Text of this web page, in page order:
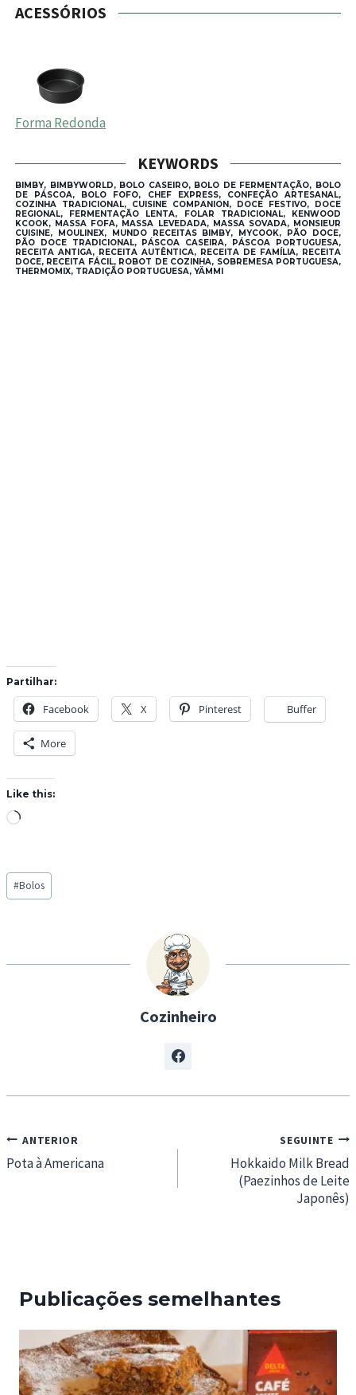
ACESSÓRIOS
Forma Redonda
KEYWORDS
BIMBY, BIMBYWORLD, BOLO CASEIRO, BOLO DE FERMENTAÇÃO, BOLO
DE PÁSCOA, BOLO FOFO, CHEF EXPRESS, CONFEÇÃO ARTESANAL,
COZINHA TRADICIONAL, CUISINE COMPANION, DOCE FESTIVO, DOCE
REGIONAL, FERMENTAÇÃO LENTA, FOLAR TRADICIONAL, KENWOOD
KCOOK, MASSA FOFA, MASSA LEVEDADA, MASSA SOVADA, MONSIEUR
CUISINE, MOULINEX, MUNDO RECEITAS BIMBY, MYCOOK, PÃO DOCE,
PÃO DOCE TRADICIONAL, PÁSCOA CASEIRA, PÁSCOA PORTUGUESA,
RECEITA ANTIGA, RECEITA AUTÊNTICA, RECEITA DE FAMÍLIA, RECEITA
DOCE, RECEITA FÁCIL, ROBOT DE COZINHA, SOBREMESA PORTUGUESA,
THERMOMIX, TRADIÇÃO PORTUGUESA, YÄMMI
Partilhar:
Facebook X Pinterest Buffer
More
Like this:
L
d
i
…
Post
Tags:
#Bolos
Cozinheiro
Navegação
de
ANTERIOR
Pota à Americana
SEGUINTE
Hokkaido Milk Bread
(Paezinhos de Leite
Japonês)
Publicações semelhantes